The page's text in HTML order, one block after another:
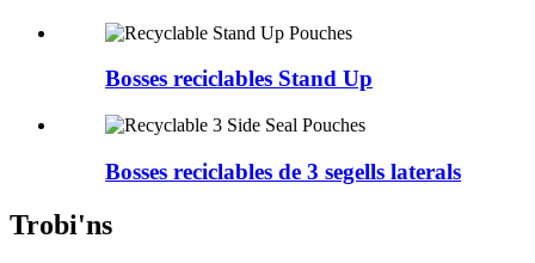
Bosses reciclables Stand Up
Bosses reciclables de 3 segells laterals
Trobi'ns